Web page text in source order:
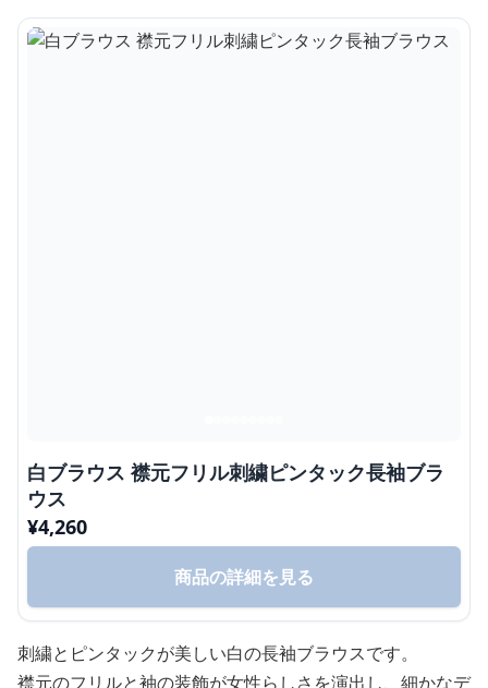
白ブラウス 襟元フリル刺繍ピンタック長袖ブラ
ウス
¥4,260
商品の詳細を見る
刺繍とピンタックが美しい白の長袖ブラウスです。
襟元のフリルと袖の装飾が女性らしさを演出し、細かなデ